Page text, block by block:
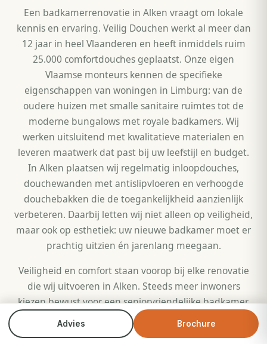
Advies Brochure
Een badkamerrenovatie in Alken vraagt om lokale
kennis en ervaring. Veilig Douchen werkt al meer dan
12 jaar in heel Vlaanderen en heeft inmiddels ruim
25.000 comfortdouches geplaatst. Onze eigen
Vlaamse monteurs kennen de specifieke
eigenschappen van woningen in Limburg: van de
oudere huizen met smalle sanitaire ruimtes tot de
moderne bungalows met royale badkamers. Wij
werken uitsluitend met kwalitatieve materialen en
leveren maatwerk dat past bij uw leefstijl en budget.
In Alken plaatsen wij regelmatig inloopdouches,
douchewanden met antislipvloeren en verhoogde
douchebakken die de toegankelijkheid aanzienlijk
verbeteren. Daarbij letten wij niet alleen op veiligheid,
maar ook op esthetiek: uw nieuwe badkamer moet er
prachtig uitzien én jarenlang meegaan.
Veiligheid en comfort staan voorop bij elke renovatie
die wij uitvoeren in Alken. Steeds meer inwoners
kiezen bewust voor een seniorvriendelijke badkamer,
zodat ze langer zelfstandig thuis kunnen blijven
wonen. Denk aan een drempelloze inloopdouche,
Bel direct Brochure